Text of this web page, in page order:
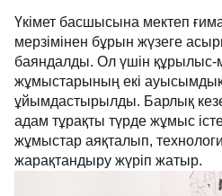
Үкімет басшысына мектеп
мерзімінен бұрын жүзеге
баяндалды. Ол үшін құрылыс-
жұмыстарының екі ауысымдық
ұйымдастырылды. Барлық
адам тұрақты түрде жұмыс
жұмыстар аяқталып,
жарақтандыру жүріп жатыр.